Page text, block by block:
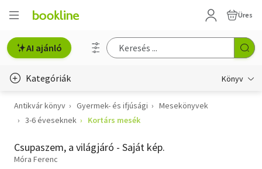
Üres
AI ajánló
Kategóriák Könyv
Életmód, egészség
Gyermek- és ifjúsági
Antikvár könyv Gyermek- és ifjúsági
Mesekönyvek
3-6 éveseknek
Kortárs mesék
Csupaszem, a világjáró - Saját kép.
Móra Ferenc